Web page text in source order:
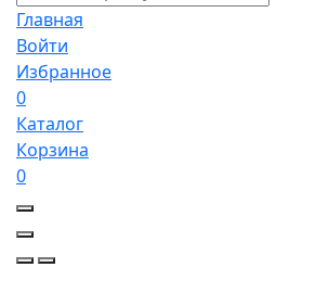
Главная
Войти
Избранное
0
Каталог
Корзина
0